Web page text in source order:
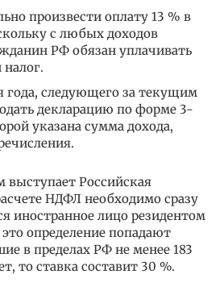
произвести оплату 13 % в
с любых доходов
РФ обязан уплачивать
года, следующего за текущим
декларацию по форме 3-
указана сумма дохода,
выступает Российская
НДФЛ необходимо сразу
иностранное лицо резидентом
определение попадают
в пределах РФ не менее 183
то ставка составит 30 %.